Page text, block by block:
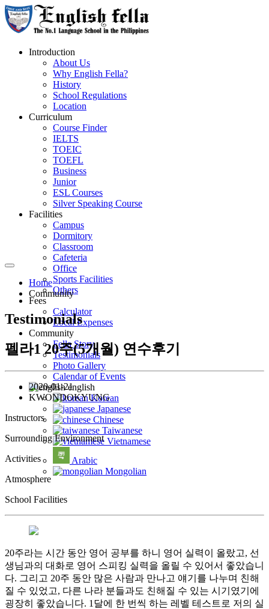
Introduction
About Us
Why English Fella?
History
School Regulations
Location
Curriculum
Course Finder
IELTS
TOEIC
TOEFL
Business
Junior
ESL Courses
Silver Speaking Course
Facilities
Campus
Dormitory
Classroom
Cafeteria
Office
Sports Facilities
Others
Fees
Calculator
Local Expenses
Community
Fella Story
Testimonials
Photo Gallery
Calendar of Events
english
Korean
Japanese
Chinese
Taiwanese
Vietnamese
Arabic
Mongolian
Home
Community
Testimonials
펠라1 20주(5개월) 연수후기
2020-01-21
KWONDOKYUNG
Instructors
Surrounding Environment
Activities
Atmosphere
School Facilities
20주라는 시간 동안 영어 공부를 하니 영어 실력이 올랐고, 선
생님과의 대화로 영어 스피킹 실력을 올릴 수 있어서 좋았습니
다. 그리고 20주 동안 많은 사람과 만나고 얘기를 나누며 친해
질 수 있었고, 다른 나라 분들과도 친해질 수 있는 시기였기에
굉장히 좋았습니다. 1달에 한 번씩 하는 레벨 테스트로 저의 실